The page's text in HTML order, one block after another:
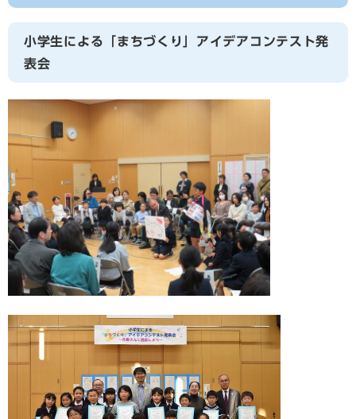
小学生による「まちづくり」アイデアコンテスト発
表会